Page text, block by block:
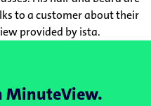
MinuteView.